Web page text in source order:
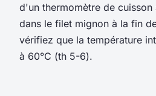
d'un thermomètre de
dans le filet mignon à la fin
vérifiez que la température
à 60°C (th 5-6).